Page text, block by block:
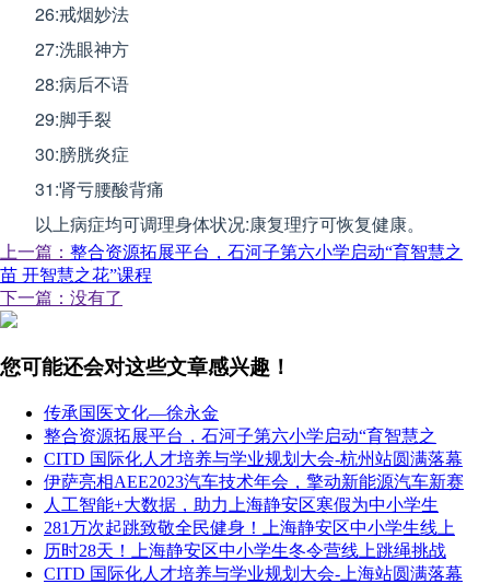
26:戒烟妙法
27:洗眼神方
28:病后不语
29:脚手裂
30:膀胱炎症
31:肾亏腰酸背痛
以上病症均可调理身体状况:康复理疗可恢复健康。
上一篇： 整合资源拓展平台，石河子第六小学启动“育智慧之
苗 开智慧之花”课程
下一篇：没有了
您可能还会对这些文章感兴趣！
传承国医文化—徐永金
整合资源拓展平台，石河子第六小学启动“育智慧之
CITD 国际化人才培养与学业规划大会-杭州站圆满落幕
伊萨亮相AEE2023汽车技术年会，擎动新能源汽车新赛
人工智能+大数据，助力上海静安区寒假为中小学生
281万次起跳致敬全民健身！上海静安区中小学生线上
历时28天！上海静安区中小学生冬令营线上跳绳挑战
CITD 国际化人才培养与学业规划大会-上海站圆满落幕